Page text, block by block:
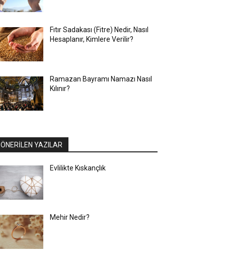
Fıtır Sadakası (Fitre) Nedir, Nasıl
Hesaplanır, Kimlere Verilir?
Ramazan Bayramı Namazı Nasıl
Kılınır?
ÖNERİLEN YAZILAR
Evlilikte Kıskançlık
Mehir Nedir?